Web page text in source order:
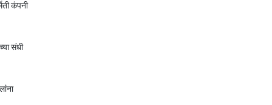
कंपनी
संधी